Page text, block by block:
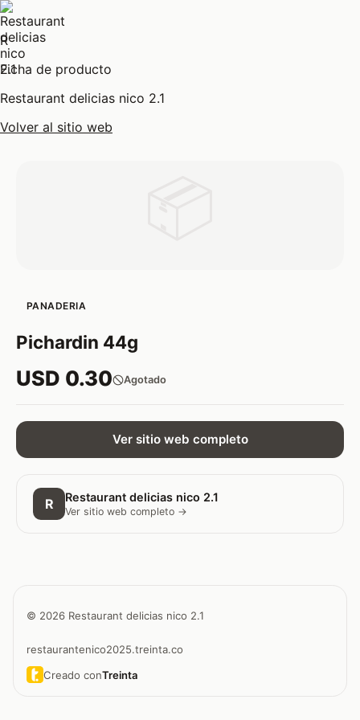
R
Ficha de producto
Restaurant delicias nico 2.1
Volver al sitio web
PANADERIA
Pichardin 44g
USD 0.30 Agotado
Ver sitio web completo
R Restaurant delicias nico 2.1
Ver sitio web completo →
© 2026 Restaurant delicias nico 2.1
restaurantenico2025.treinta.co
Creado conTreinta